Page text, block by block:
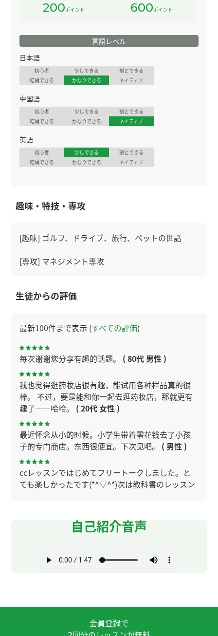
200ポイント 600ポイント
言語レベル
日本語
初心者 少しできる
割とできる
結構できる
かなりできる ネイティブ
中国語
初心者 少しできる
割とできる
結構できる
かなりできる ネイティブ
英語
初心者 少しできる
割とできる
結構できる
かなりできる ネイティブ
趣味・特技・専攻
[趣味] ゴルフ、ドライブ、旅行、ペットの世話
[専攻] マネジメント専攻
生徒からの評価
最新100件まで表示 (すべての評価)
每次谢谢您分享有趣的话题。 ( 80代 男性 )
我也觉得逛药妆店很有趣，能试用各种样品真的很
棒。 不过，要是能和你一起去逛药妆店，那就更有
趣了——哈哈。 ( 20代 女性 )
最近怀念从小的时候。小学生带着零花钱去了小孩
子的专门商店。东西很便宜。下次见吧。 ( 男性 )
ccレッスンではじめてフリートークしました。と
ても楽しかったです(*^▽^*)次は教科書のレッスン
谢谢你提供北京的最新信息😊一年前也坐过，那个
复杂的地铁还在发展，真是令人吃惊啊。还请多多
在上汉语课中不要说日语。我以为这个心情让汉语
的水平进步。很有意思。下次见吧。( 男性 )
自己紹介音声
会員登録で